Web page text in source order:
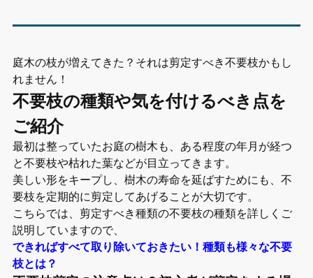
庭木の枝が増えてきた？それは剪定すべき不要枝かもし
れません！
不要枝の種類や気を付けるべき点を
ご紹介
最初は整っていたお庭の樹木も、ある程度の年月が経つ
と不要枝や枯れた葉などが目立ってきます。
美しい形をキープし、樹木の寿命を延ばすためにも、不
要枝を定期的に剪定してあげることが大切です。
こちらでは、剪定すべき種類の不要枝の種類を詳しくご
説明していますので、
できればすべて取り除いておきたい！種類も様々な不要
枝とは？